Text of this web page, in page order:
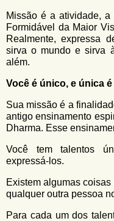
Missão é a atividade,
Formidável da Maior
Realmente, expressa
sirva o mundo e sirva
além.
Você é único, e única
Sua missão é a
antigo ensinamento
Dharma. Esse
Você tem talentos
expressá-los.
Existem algumas
qualquer outra pessoa
Para cada um dos